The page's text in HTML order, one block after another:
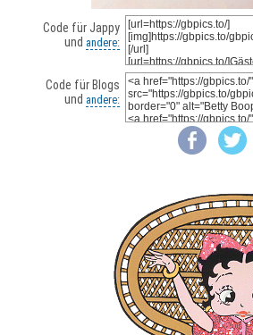
Code für Jappy
und andere:
Code für Blogs
und andere: